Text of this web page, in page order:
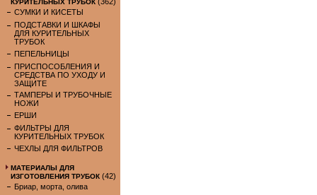
КУРИТЕЛЬНЫХ ТРУБОК
СУМКИ И КИСЕТЫ
ПОДСТАВКИ И ШКАФЫ
ДЛЯ КУРИТЕЛЬНЫХ
ТРУБОК
ПЕПЕЛЬНИЦЫ
ПРИСПОСОБЛЕНИЯ И
СРЕДСТВА ПО УХОДУ И
ЗАЩИТЕ
ТАМПЕРЫ И ТРУБОЧНЫЕ
НОЖИ
ЕРШИ
ФИЛЬТРЫ ДЛЯ
КУРИТЕЛЬНЫХ ТРУБОК
ЧЕХЛЫ ДЛЯ ФИЛЬТРОВ
МАТЕРИАЛЫ ДЛЯ
ИЗГОТОВЛЕНИЯ ТРУБОК (42)
Бриар, морта, олива